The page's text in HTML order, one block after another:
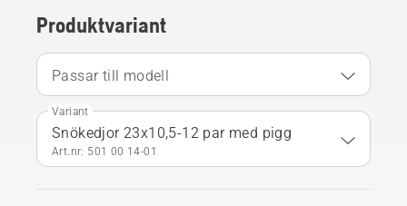
Produktvariant
Passar till modell
Variant
Snökedjor 23x10,5-12 par med pigg
Art.nr: 501 00 14‑01